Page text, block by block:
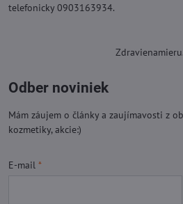
telefonicky 0903163934.
Odber noviniek
Mám záujem o články a zaujímavosti z
kozmetiky, akcie:)
E-mail *